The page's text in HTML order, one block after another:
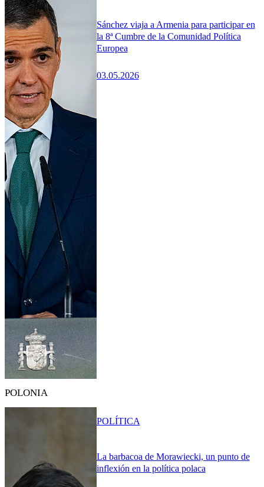
Sánchez viaja a Armenia para participar en
la 8ª Cumbre de la Comunidad Política
Europea
03.05.2026
POLONIA
La barbacoa de Morawiecki, un punto de
inflexión en la política polaca
POLÍTICA